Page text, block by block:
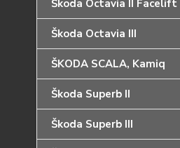
Škoda Octavia II Facelift
Škoda Octavia III
ŠKODA SCALA, Kamiq
Škoda Superb II
Škoda Superb III